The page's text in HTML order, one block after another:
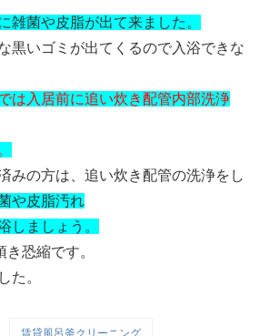
雑菌や皮脂が出て来ました。
黒いゴミが出てくるので入浴できな
は入居前に追い炊き配管内部洗浄
みの方は、追い炊き配管の洗浄をし
や皮脂汚れ
しましょう。
恐縮です。
た。